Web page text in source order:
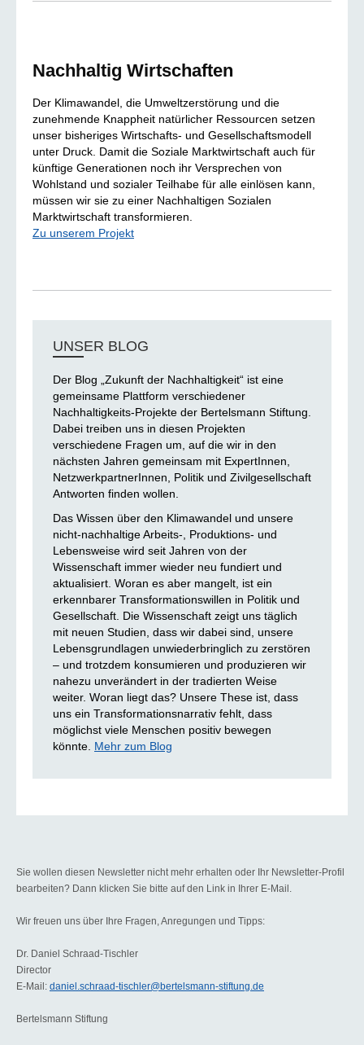
Nachhaltig Wirtschaften
Der Klimawandel, die Umweltzerstörung und die
zunehmende Knappheit natürlicher Ressourcen setzen
unser bisheriges Wirtschafts- und Gesellschaftsmodell
unter Druck. Damit die Soziale Marktwirtschaft auch für
künftige Generationen noch ihr Versprechen von
Wohlstand und sozialer Teilhabe für alle einlösen kann,
müssen wir sie zu einer Nachhaltigen Sozialen
Marktwirtschaft transformieren.
Zu unserem Projekt
UNSER BLOG
Der Blog „Zukunft der Nachhaltigkeit“ ist eine
gemeinsame Plattform verschiedener
Nachhaltigkeits-Projekte der Bertelsmann Stiftung.
Dabei treiben uns in diesen Projekten
verschiedene Fragen um, auf die wir in den
nächsten Jahren gemeinsam mit ExpertInnen,
NetzwerkpartnerInnen, Politik und Zivilgesellschaft
Antworten finden wollen.
Das Wissen über den Klimawandel und unsere
nicht-nachhaltige Arbeits-, Produktions- und
Lebensweise wird seit Jahren von der
Wissenschaft immer wieder neu fundiert und
aktualisiert. Woran es aber mangelt, ist ein
erkennbarer Transformationswillen in Politik und
Gesellschaft. Die Wissenschaft zeigt uns täglich
mit neuen Studien, dass wir dabei sind, unsere
Lebensgrundlagen unwiederbringlich zu zerstören
– und trotzdem konsumieren und produzieren wir
nahezu unverändert in der tradierten Weise
weiter. Woran liegt das? Unsere These ist, dass
uns ein Transformationsnarrativ fehlt, dass
möglichst viele Menschen positiv bewegen
könnte. Mehr zum Blog
Sie wollen diesen Newsletter nicht mehr erhalten oder Ihr Newsletter-Profil
bearbeiten? Dann klicken Sie bitte auf den Link in Ihrer E-Mail.
Wir freuen uns über Ihre Fragen, Anregungen und Tipps:
Dr. Daniel Schraad-Tischler
Director
E-Mail: daniel.schraad-tischler@bertelsmann-stiftung.de
Bertelsmann Stiftung